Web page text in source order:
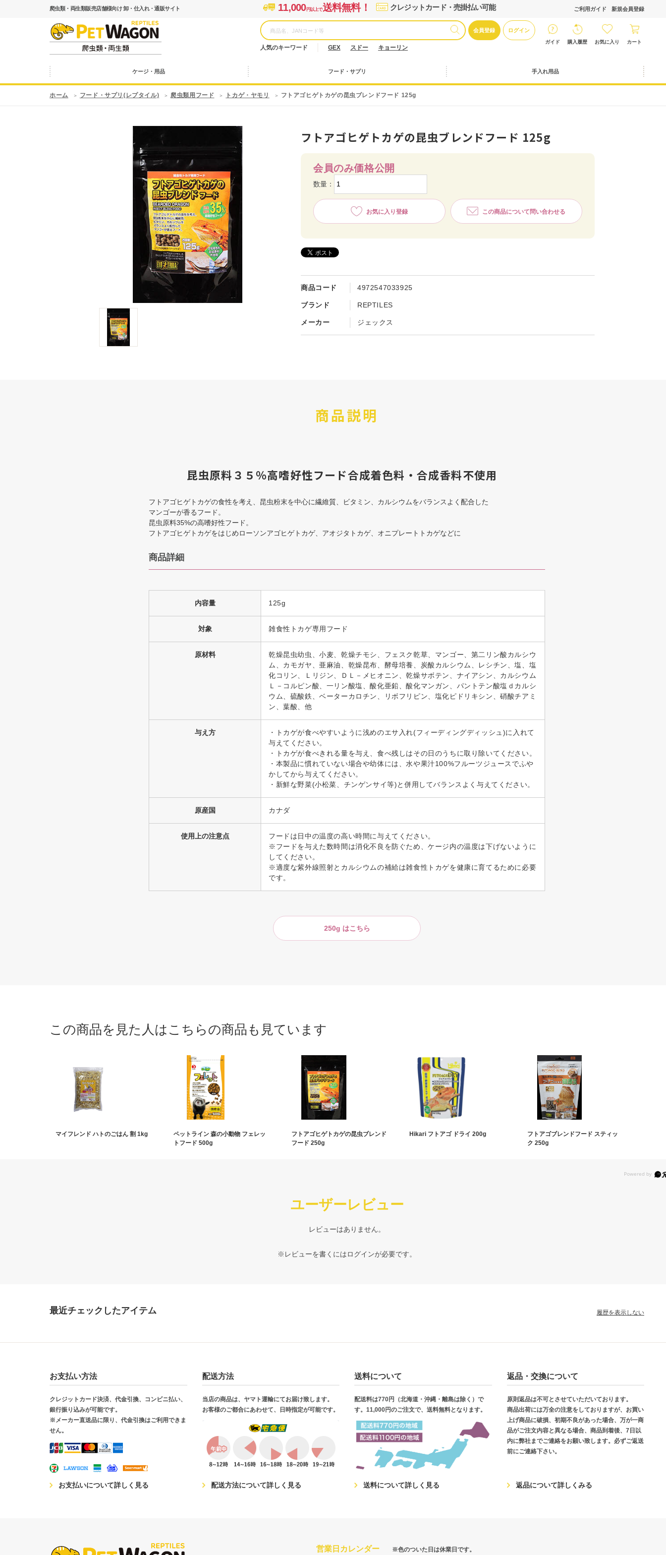
爬虫類・両生類販売店舗様向け 卸・仕入れ・通販サイト 11,000円以上で送料無料！ クレジットカード・売掛払い可能
会員登録 ログイン
人気のキーワード GEX スドー キョーリン
ご利用ガイド 新規会員登録
ガイド 購入履歴 お気に入り カート
ケージ・用品 フード・サプリ 手入れ用品
ホーム フード・サプリ(レプタイル) 爬虫類用フード トカゲ・ヤモリ フトアゴヒゲトカゲの昆虫ブレンドフード 125g
フトアゴヒゲトカゲの昆虫ブレンドフード 125g
商品コード 4972547033925
ブランド REPTILES
メーカー ジェックス
会員のみ価格公開
数量：
お気に入り登録 この商品について問い合わせる
商品説明
昆虫原料３５％高嗜好性フード合成着色料・合成香料不使用
フトアゴヒゲトカゲの食性を考え、昆虫粉末を中心に繊維質、ビタミン、カルシウムをバランスよく配合した
マンゴーが香るフード。
昆虫原料35%の高嗜好性フード。
フトアゴヒゲトカゲをはじめローソンアゴヒゲトカゲ、アオジタトカゲ、オニプレートトカゲなどに
商品詳細
内容量 125g
対象 雑食性トカゲ専用フード
原材料
乾燥昆虫幼虫、小麦、乾燥チモシ、フェスク乾草、マンゴー、第二リン酸カルシウ
ム、カモガヤ、亜麻油、乾燥昆布、酵母培養、炭酸カルシウム、レシチン、塩、塩
化コリン、Ｌリジン、ＤＬ－メヒオニン、乾燥サボテン、ナイアシン、カルシウム
Ｌ－コルピン酸、一リン酸塩、酸化亜鉛、酸化マンガン、パントテン酸塩ｄカルシ
ウム、硫酸鉄、ベーターカロチン、リボフリピン、塩化ピドリキシン、硝酸チアミ
ン、葉酸、他
与え方
・トカゲが食べやすいように浅めのエサ入れ(フィーディングディッシュ)に入れて
与えてください。
・トカゲが食べきれる量を与え、食べ残しはその日のうちに取り除いてください。
・本製品に慣れていない場合や幼体には、水や果汁100%フルーツジュースでふや
かしてから与えてください。
・新鮮な野菜(小松菜、チンゲンサイ等)と併用してバランスよく与えてください。
原産国 カナダ
使用上の注意点
フードは日中の温度の高い時間に与えてください。
※フードを与えた数時間は消化不良を防ぐため、ケージ内の温度は下げないように
してください。
※適度な紫外線照射とカルシウムの補給は雑食性トカゲを健康に育てるために必要
です。
250g はこちら
この商品を見た人はこちらの商品も見ています
マイフレンド ハトのごはん 割 1kg
ペットライン 森の小動物 フェレッ
トフード 500g
フトアゴヒゲトカゲの昆虫ブレンド
フード 250g
Hikari フトアゴ ドライ 200g
フトアゴブレンドフード スティッ
ク 250g
ユーザーレビュー
レビューはありません。
※レビューを書くにはログインが必要です。
最近チェックしたアイテム 履歴を表示しない
お支払い方法
クレジットカード決済、代金引換、コンビニ払い、
銀行振り込みが可能です。
※メーカー直送品に限り、代金引換はご利用できま
せん。
お支払いについて詳しく見る
配送方法
当店の商品は、ヤマト運輸にてお届け致します。
お客様のご都合にあわせて、日時指定が可能です。
配送方法について詳しく見る
送料について
配送料は770円（北海道・沖縄・離島は除く）で
す。11,000円のご注文で、送料無料となります。
送料について詳しく見る
返品・交換について
原則返品は不可とさせていただいております。
商品出荷には万全の注意をしておりますが、お買い
上げ商品に破損、初期不良があった場合、万が一商
品がご注文内容と異なる場合、商品到着後、7日以
内に弊社までご連絡をお願い致します。必ずご返送
前にご連絡下さい。
返品について詳しくみる
営業日カレンダー ※色のついた日は休業日です。